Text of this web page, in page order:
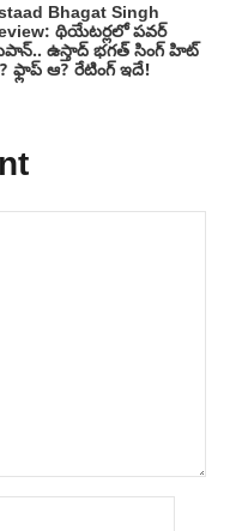
Bhagat Singh
థియేటర్లలో పవర్
ఉస్తాద్ భగత్ సింగ్ హిట్
ఫ్లాప్ ఆ? రేటింగ్ ఇదే!